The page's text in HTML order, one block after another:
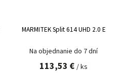
MARMITEK Split 614 UHD 2.0 E
Na objednanie do 7 dní
113,53 € / ks